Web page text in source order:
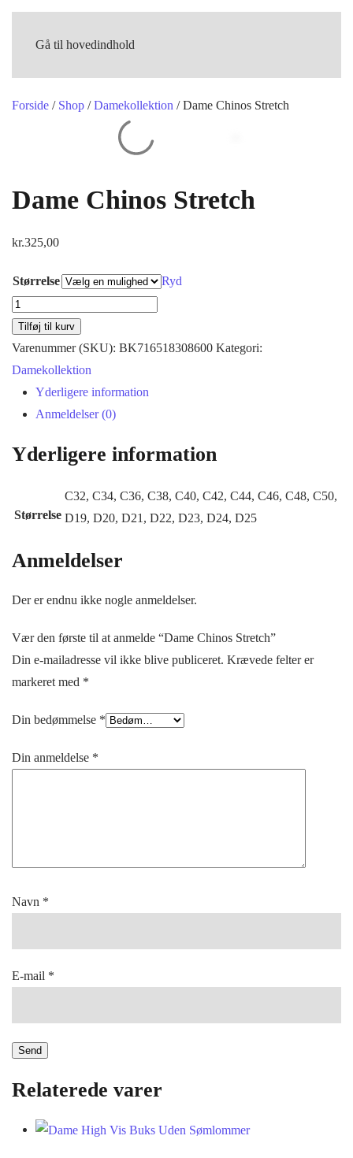
Gå til hovedindhold
Forside / Shop /Damekollektion / Dame Chinos Stretch
Dame Chinos Stretch
kr.325,00
Størrelse
Ryd
Dame
Chinos
Stretch
antal
Tilføj til kurv
Varenummer (SKU): BK716518308600 Kategori:
Damekollektion
Yderligere information
Anmeldelser (0)
Yderligere information
Størrelse
C32, C34, C36, C38, C40, C42, C44, C46, C48, C50,
D19, D20, D21, D22, D23, D24, D25
Anmeldelser
Der er endnu ikke nogle anmeldelser.
Vær den første til at anmelde “Dame Chinos Stretch”
Din e-mailadresse vil ikke blive publiceret. Krævede felter er
markeret med *
Din bedømmelse *
Din anmeldelse *
Navn *
E-mail *
Relaterede varer